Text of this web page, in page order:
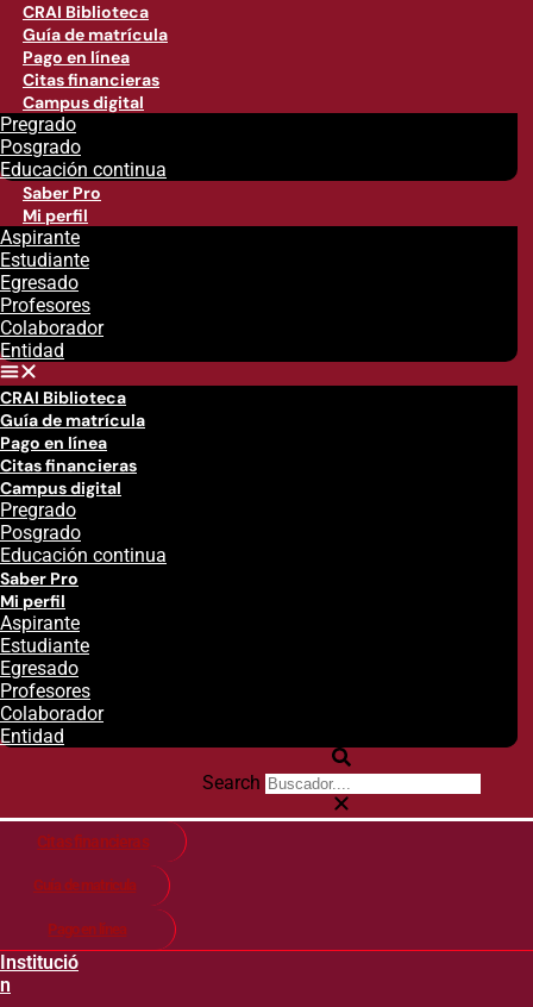
CRAI Biblioteca
Guía de matrícula
Pago en línea
Citas financieras
Campus digital
Pregrado
Posgrado
Educación continua
Saber Pro
Mi perfil
Aspirante
Estudiante
Egresado
Profesores
Colaborador
Entidad
CRAI Biblioteca
Guía de matrícula
Pago en línea
Citas financieras
Campus digital
Pregrado
Posgrado
Educación continua
Saber Pro
Mi perfil
Aspirante
Estudiante
Egresado
Profesores
Colaborador
Entidad
Search
Citas financieras
Guía de matricula
Pago en línea
Institució
n